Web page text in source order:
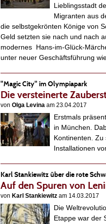
Lieblingsstadt
Migranten aus
die selbstgekrönten Könige von
Geld setzten sie nach und nach
modernes Hans-im-Glück-
unter neuer Geschäftsführung
"Magic City" im Olympiapark
Die versteinerte
von Olga Levina am 23.04.2017
Erstmals
in München.
Kontinenten.
Installationen
Karl Stankiewitz über die rote
Auf den Spuren von
von Karl Stankiewitz am 14.03.2017
Die
Etappe war der